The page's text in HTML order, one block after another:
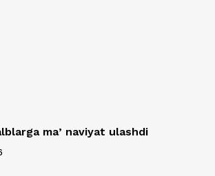
maʼnaviyat ulashdi